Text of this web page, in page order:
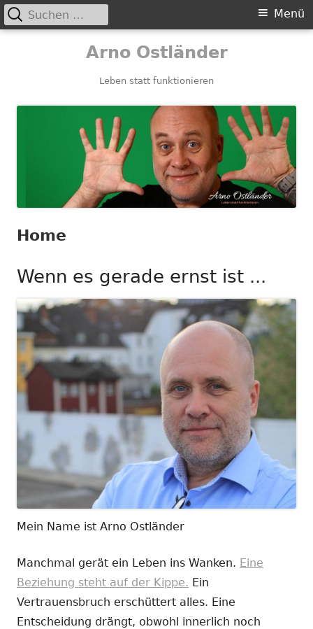
Arno Ostländer
Leben statt funktionieren
Primäres
Menü
Suchen
nach:
Home
Wenn es gerade ernst ist ...
Mein Name ist Arno Ostländer
Manchmal gerät ein Leben ins Wanken. Eine
Beziehung steht auf der Kippe. Ein
Vertrauensbruch erschüttert alles. Eine
Entscheidung drängt, obwohl innerlich noch